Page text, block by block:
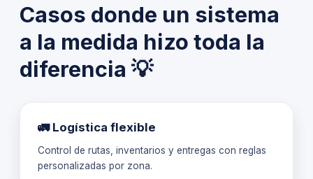
Casos donde un sistema
a la medida hizo toda la
diferencia 💡
🚛 Logística flexible
Control de rutas, inventarios y entregas con reglas
personalizadas por zona.